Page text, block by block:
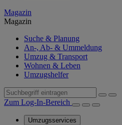
Magazin
Magazin
Suche & Planung
An-, Ab- & Ummeldung
Umzug & Transport
Wohnen & Leben
Umzugshelfer
Zum Log-In-Bereich
Umzugsservices